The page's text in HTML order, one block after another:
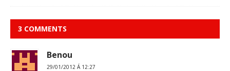
3 COMMENTS
Benou
29/01/2012 Á 12:27